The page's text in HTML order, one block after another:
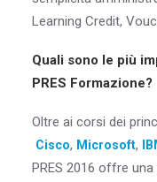
Learning Credit,
Quali sono le più
PRES Formazione?
Oltre ai corsi dei
Cisco, Microsoft,
PRES 2016 offre